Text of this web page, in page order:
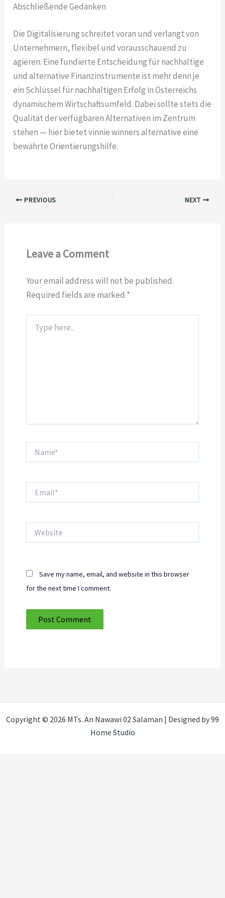
Abschließende Gedanken
Die Digitalisierung schreitet voran und verlangt von
Unternehmern, flexibel und vorausschauend zu
agieren. Eine fundierte Entscheidung für nachhaltige
und alternative Finanzinstrumente ist mehr denn je
ein Schlüssel für nachhaltigen Erfolg in Österreichs
dynamischem Wirtschaftsumfeld. Dabei sollte stets die
Qualität der verfügbaren Alternativen im Zentrum
stehen — hier bietet vinnie winners alternative eine
bewährte Orientierungshilfe.
PREVIOUS NEXT
Leave a Comment
Your email address will not be published.
Required fields are marked *
here..
Save my name, email, and website in this browser
for the next time I comment.
Copyright © 2026 MTs. An Nawawi 02 Salaman | Designed by 99
Home Studio